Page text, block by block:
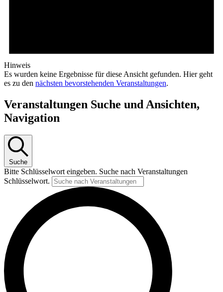
Hinweis
Es wurden keine Ergebnisse für diese Ansicht gefunden. Hier geht
es zu den nächsten bevorstehenden Veranstaltungen.
Veranstaltungen Suche und Ansichten,
Navigation
Suche
Bitte Schlüsselwort eingeben. Suche nach Veranstaltungen
Schlüsselwort.